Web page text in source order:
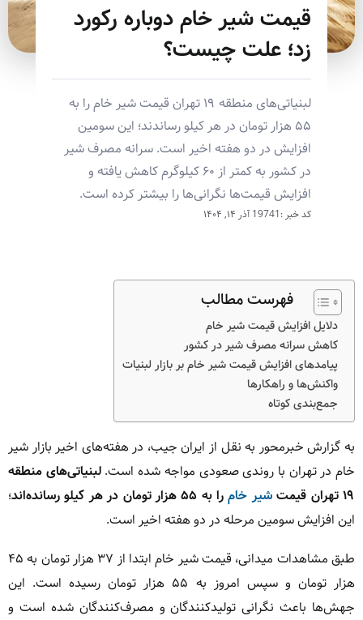
قیمت شیر خام دوباره رکورد
زد؛ علت چیست؟
لبنیاتی‌های منطقه ۱۹ تهران قیمت شیر خام را به
۵۵ هزار تومان در هر کیلو رساندند؛ این سومین
افزایش در دو هفته اخیر است. سرانه مصرف شیر
در کشور به کمتر از ۶۰ کیلوگرم کاهش یافته و
افزایش قیمت‌ها نگرانی‌ها را بیشتر کرده است.
کد خبر :19741 آذر ۱۴, ۱۴۰۴
فهرست مطالب
دلایل افزایش قیمت شیر خام
کاهش سرانه مصرف شیر در کشور
پیامدهای افزایش قیمت شیر خام بر بازار لبنیات
واکنش‌ها و راهکارها
جمع‌بندی کوتاه
به گزارش خبرمحور به نقل از ایران جیب، در هفته‌های اخیر بازار شیر
خام در تهران با روندی صعودی مواجه شده است.لبنیاتی‌های منطقه
۱۹ تهران قیمت
شیر خامرا به ۵۵ هزار تومان در هر کیلو رسانده‌اند
؛
این افزایش سومین مرحله در دو هفته اخیر است.
طبق مشاهدات میدانی، قیمت شیر خام ابتدا از ۳۷ هزار تومان به ۴۵
هزار تومان و سپس امروز به ۵۵ هزار تومان رسیده است. این
جهش‌ها باعث نگرانی تولیدکنندگان و مصرف‌کنندگان شده است و